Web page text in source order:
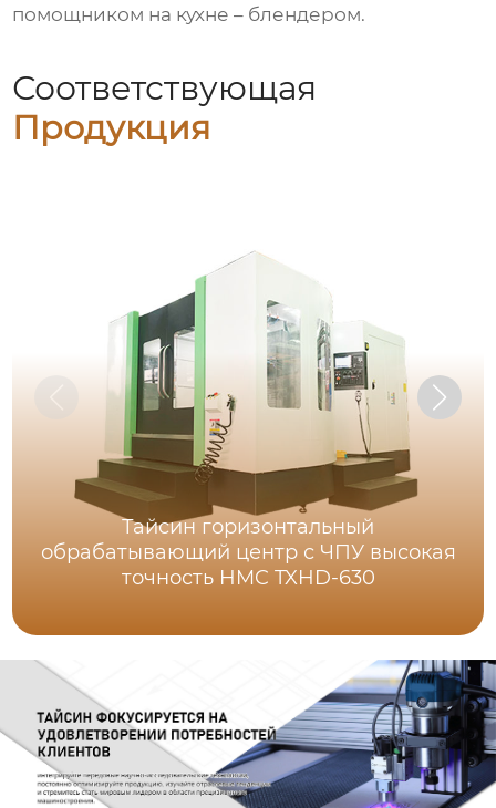
помощником на кухне – блендером.
Соответствующая
Продукция
Тайсин горизонтальный
обрабатывающий центр с ЧПУ высокая
точность HMC TXHD-630